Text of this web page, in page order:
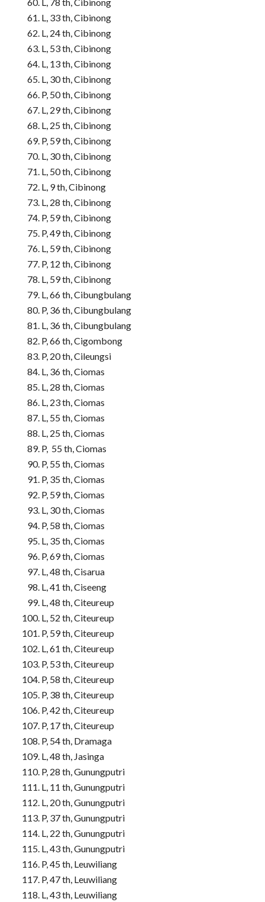
L, 33 th, Cibinong
L, 24 th, Cibinong
L, 53 th, Cibinong
L, 13 th, Cibinong
L, 30 th, Cibinong
P, 50 th, Cibinong
L, 29 th, Cibinong
L, 25 th, Cibinong
P, 59 th, Cibinong
L, 30 th, Cibinong
L, 50 th, Cibinong
L, 9 th, Cibinong
L, 28 th, Cibinong
P, 59 th, Cibinong
P, 49 th, Cibinong
L, 59 th, Cibinong
P, 12 th, Cibinong
L, 59 th, Cibinong
L, 66 th, Cibungbulang
P, 36 th, Cibungbulang
L, 36 th, Cibungbulang
P, 66 th, Cigombong
P, 20 th, Cileungsi
L, 36 th, Ciomas
L, 28 th, Ciomas
L, 23 th, Ciomas
L, 55 th, Ciomas
L, 25 th, Ciomas
P, 55 th, Ciomas
P, 55 th, Ciomas
P, 35 th, Ciomas
P, 59 th, Ciomas
L, 30 th, Ciomas
P, 58 th, Ciomas
L, 35 th, Ciomas
P, 69 th, Ciomas
L, 48 th, Cisarua
L, 41 th, Ciseeng
L, 48 th, Citeureup
L, 52 th, Citeureup
P, 59 th, Citeureup
L, 61 th, Citeureup
P, 53 th, Citeureup
P, 58 th, Citeureup
P, 38 th, Citeureup
P, 42 th, Citeureup
P, 17 th, Citeureup
P, 54 th, Dramaga
L, 48 th, Jasinga
P, 28 th, Gunungputri
L, 11 th, Gunungputri
L, 20 th, Gunungputri
P, 37 th, Gunungputri
L, 22 th, Gunungputri
L, 43 th, Gunungputri
P, 45 th, Leuwiliang
P, 47 th, Leuwiliang
L, 43 th, Leuwiliang